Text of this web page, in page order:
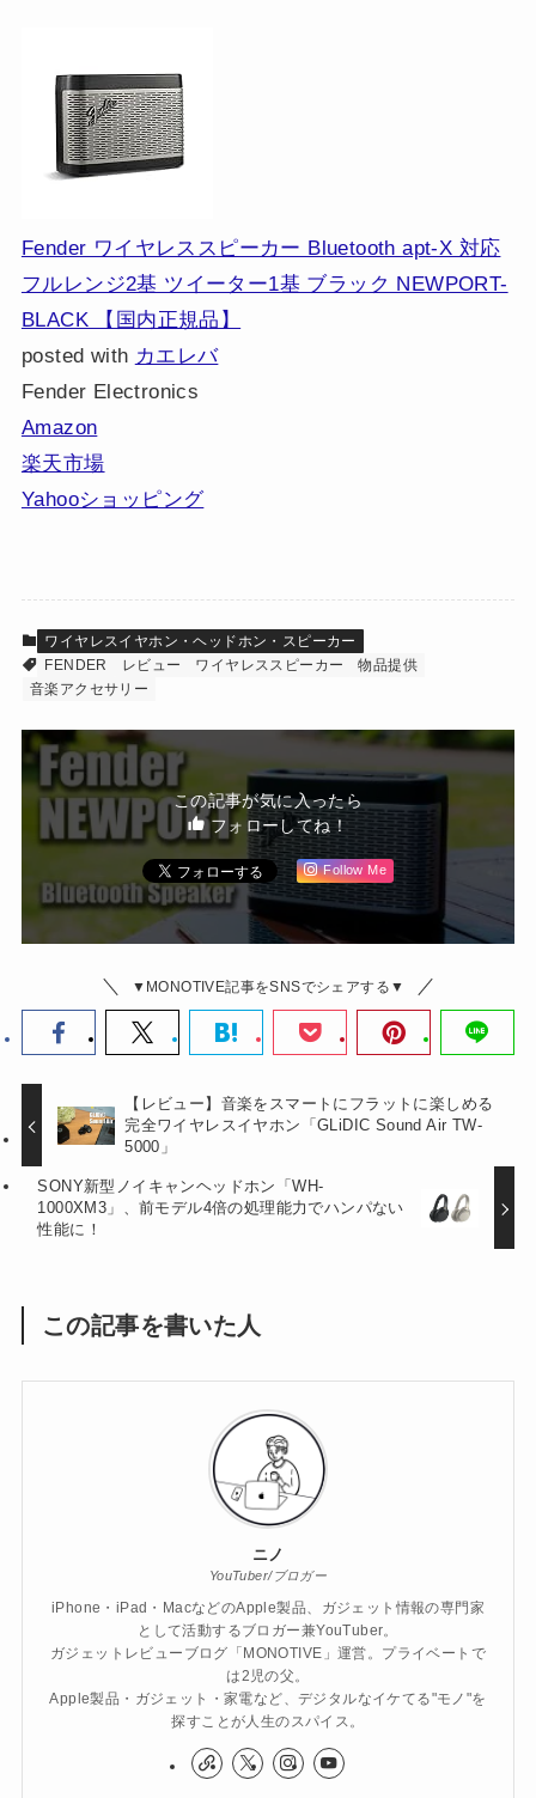
Fender ワイヤレススピーカー Bluetooth apt-X 対応
フルレンジ2基 ツイーター1基 ブラック NEWPORT-
BLACK 【国内正規品】
posted with カエレバ
Fender Electronics
Amazon
楽天市場
Yahooショッピング
ワイヤレスイヤホン・ヘッドホン・スピーカー
FENDER
レビュー ワイヤレススピーカー
物品提供
音楽アクセサリー
この記事が気に入ったら
フォローしてね！
Follow Me
▼MONOTIVE記事をSNSでシェアする▼
【レビュー】音楽をスマートにフラットに楽しめる
完全ワイヤレスイヤホン「GLiDIC Sound Air TW-
5000」
SONY新型ノイキャンヘッドホン「WH-
1000XM3」、前モデル4倍の処理能力でハンパない
性能に！
この記事を書いた人
ニノ
YouTuber/ブロガー
iPhone・iPad・MacなどのApple製品、ガジェット情報の専門家
として活動するブロガー兼YouTuber。
ガジェットレビューブログ「MONOTIVE」運営。プライベートで
は2児の父。
Apple製品・ガジェット・家電など、デジタルなイケてる"モノ"を
探すことが人生のスパイス。